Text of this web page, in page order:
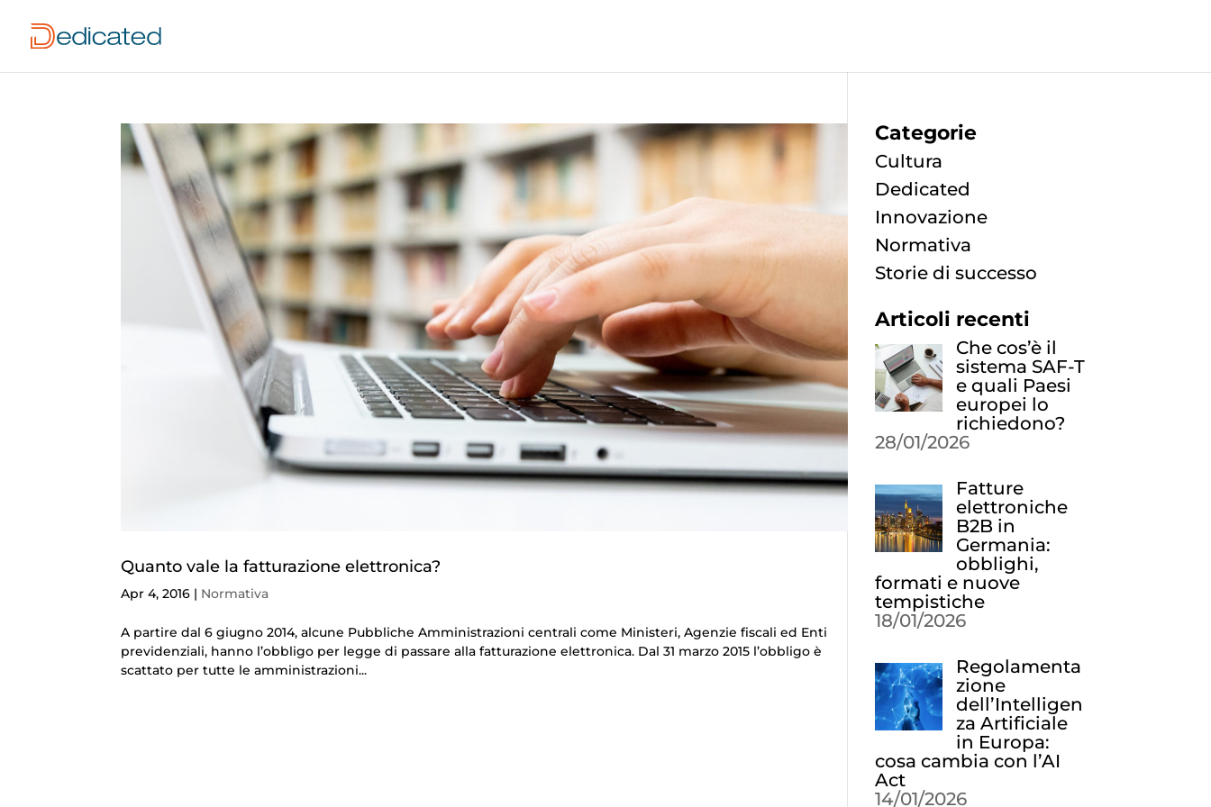
Quanto vale la fatturazione elettronica?
Apr 4, 2016 | Normativa
A partire dal 6 giugno 2014, alcune Pubbliche Amministrazioni centrali come Ministeri, Agenzie fiscali ed Enti
previdenziali, hanno l’obbligo per legge di passare alla fatturazione elettronica. Dal 31 marzo 2015 l’obbligo è
scattato per tutte le amministrazioni...
Categorie
Cultura
Dedicated
Innovazione
Normativa
Storie di successo
Articoli recenti
Che cos’è il
sistema SAF-T
e quali Paesi
europei lo
richiedono?
28/01/2026
Fatture
elettroniche
B2B in
Germania:
obblighi,
formati e nuove
tempistiche
18/01/2026
Regolamenta
zione
dell’Intelligen
za Artificiale
in Europa:
cosa cambia con l’AI
Act
14/01/2026